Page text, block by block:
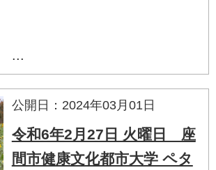
...
公開日：2024年03月01日
令和6年2月27日 火曜日 座
間市健康文化都市大学 ペタ